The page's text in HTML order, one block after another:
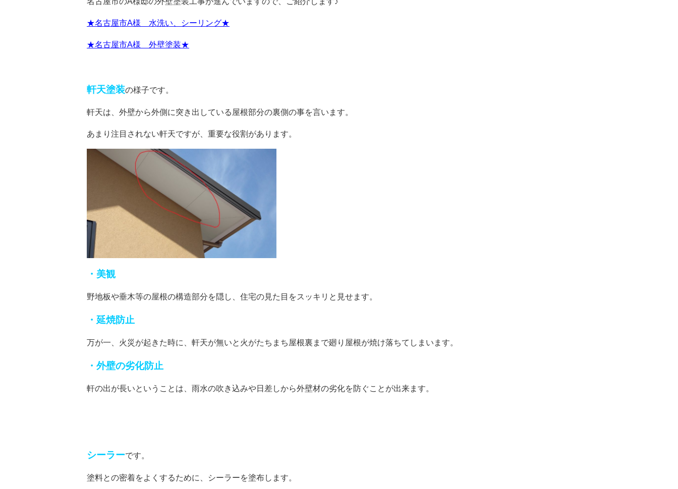
★名古屋市A様 水洗い、シーリング★
★名古屋市A様 外壁塗装★
軒天塗装の様子です。
軒天は、外壁から外側に突き出している屋根部分の裏側の事を言います。
あまり注目されない軒天ですが、重要な役割があります。
・美観
野地板や垂木等の屋根の構造部分を隠し、住宅の見た目をスッキリと見せます。
・延焼防止
万が一、火災が起きた時に、軒天が無いと火がたちまち屋根裏まで廻り屋根が焼け落ちてしまいます。
・外壁の劣化防止
軒の出が長いということは、雨水の吹き込みや日差しから外壁材の劣化を防ぐことが出来ます。
シーラーです。
塗料との密着をよくするために、シーラーを塗布します。